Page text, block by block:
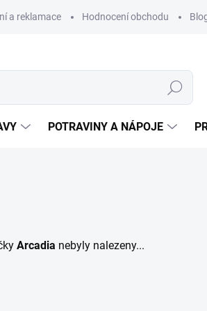
a reklamace Hodnocení obchodu
Hledat
POTRAVINY A NÁPOJE
Arcadia nebyly nalezeny...